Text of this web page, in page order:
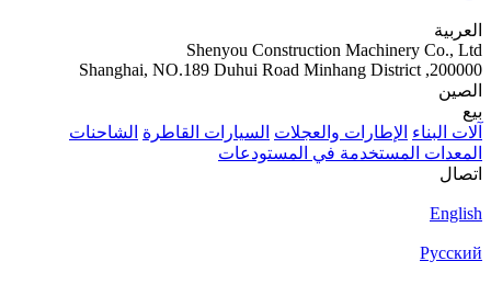
العربية
Shenyou Construction Machinery Co., Ltd
200000, Shanghai, NO.189 Duhui Road Minhang District
الصين
بيع
آلات البناء الإطارات والعجلات السيارات القاطرة الشاحنات
المعدات المستخدمة في المستودعات
اتصال
English
Русский